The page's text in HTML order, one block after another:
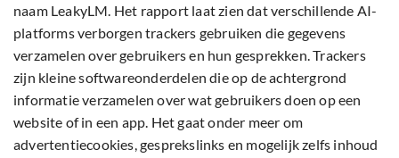
naam LeakyLM. Het rapport laat zien dat verschillende AI-
platforms verborgen trackers gebruiken die gegevens
verzamelen over gebruikers en hun gesprekken. Trackers
zijn kleine softwareonderdelen die op de achtergrond
informatie verzamelen over wat gebruikers doen op een
website of in een app. Het gaat onder meer om
advertentiecookies, gesprekslinks en mogelijk zelfs inhoud